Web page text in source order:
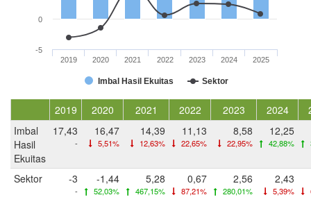
Imbal Hasil Ekuitas Sektor
2019 2020 2021 2022 2023 2024 2025
-5
0
2019 2020 2021 2022 2023 2024
Imbal
Hasil
Ekuitas
17,43
-
16,47
5,51%
14,39
12,63%
11,13
22,65%
8,58
22,95%
12,25
42,88%
Sektor -3
-
-1,44
52,03%
5,28
467,15%
0,67
87,21%
2,56
280,01%
2,43
5,39%